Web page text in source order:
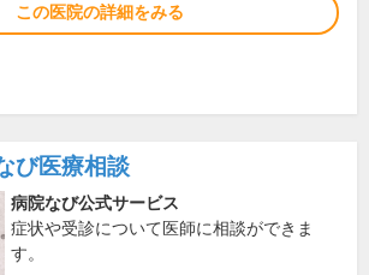
この医院の詳細をみる
び医療相談
病院なび公式サービス
症状や受診について医師に相談ができま
す。